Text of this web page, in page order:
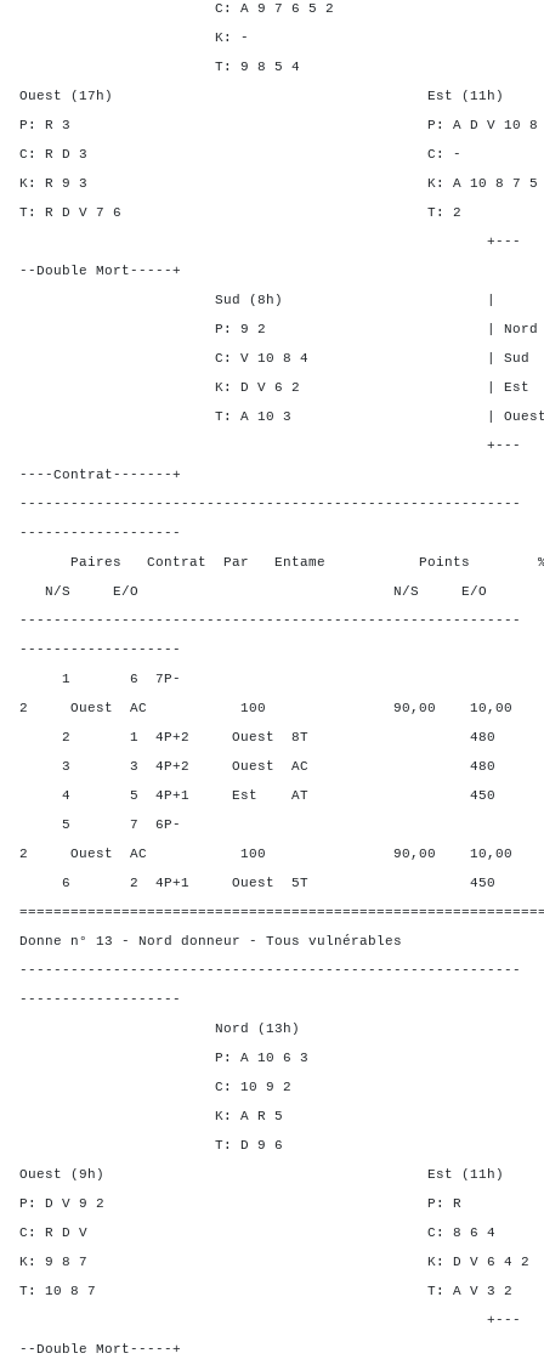
C: A 9 7 6 5 2
K: -
T: 9 8 5 4
Ouest (17h) Est (11h)
P: R 3 P: A D V 10
C: R D 3
K: R 9 3 K: A 10 8 7
T: R D V 7 6
+---
--Double Mort-----+
Sud (8h) | SA P C
P: 9 2 | Nord - -
C: V 10 8 4 | Sud - -
K: D V 6 2 | Est 3 4
T: A 10 3 | Ouest 3 5
+---
----Contrat-------+
-----------------------------------------------------------
-------------------
Paires Contrat Par Entame Points %
N/S E/O N/S E/O N/
-----------------------------------------------------------
-------------------
1 6 7P-
2 Ouest AC 100 90,00 10,00
2 1 4P+2 Ouest 8T 480
3 3 4P+2 Ouest AC 480
4 5 4P+1 Est AT 450
5 7 6P-
2 Ouest AC 100 90,00 10,00
6 2 4P+1 Ouest 5T 450
Donne n° 13 - Nord donneur - Tous vulnérables
-----------------------------------------------------------
-------------------
Nord (13h)
P: A 10 6 3
C: 10 9 2
K: A R 5
T: D 9 6
Ouest (9h) Est (11h)
P: D V 9 2 P:
C: R D V C: 8
K: 9 8 7 K: D V 6
T: 10 8 7 T: A V
+---
--Double Mort-----+